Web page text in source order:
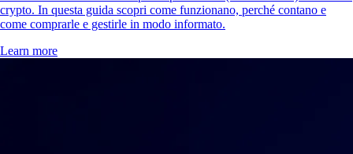
crypto. In questa guida scopri come funzionano, perché contano e
come comprarle e gestirle in modo informato.
Learn more